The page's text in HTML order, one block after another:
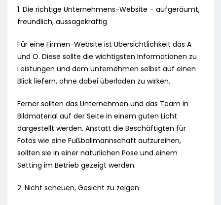
1. Die richtige Unternehmens-Website – aufgeräumt,
freundlich, aussagekräftig
Für eine Firmen-Website ist Übersichtlichkeit das A
und O. Diese sollte die wichtigsten Informationen zu
Leistungen und dem Unternehmen selbst auf einen
Blick liefern, ohne dabei überladen zu wirken.
Ferner sollten das Unternehmen und das Team in
Bildmaterial auf der Seite in einem guten Licht
dargestellt werden. Anstatt die Beschäftigten für
Fotos wie eine Fußballmannschaft aufzureihen,
sollten sie in einer natürlichen Pose und einem
Setting im Betrieb gezeigt werden.
2. Nicht scheuen, Gesicht zu zeigen